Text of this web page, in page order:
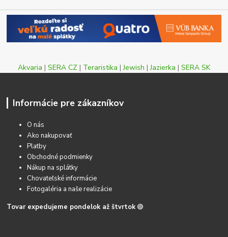
Akvaria | SERA CZ | Teraristika |Jewish |Jazierka | SERA SK
Informácie pre zákazníkov
O nás
Ako nakupovať
Platby
Obchodné podmienky
Nákup na splátky
Chovateľské informácie
Fotogaléria a naše realizácie
Tovar expedujeme pondelok až štvrtok 🟢